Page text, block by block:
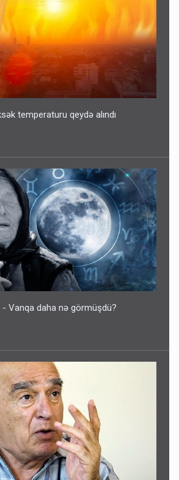
temperaturu qeydə alındı
Vanqa daha nə görmüşdü?